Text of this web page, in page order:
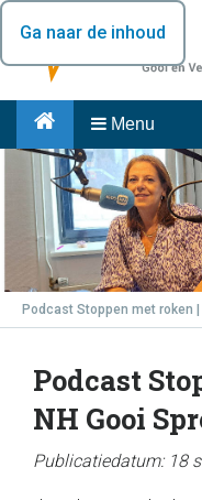
Ga naar de inhoud
Menu
Podcast Stoppen met roken |
Podcast
NH Gooi
Publicatiedatum: 18